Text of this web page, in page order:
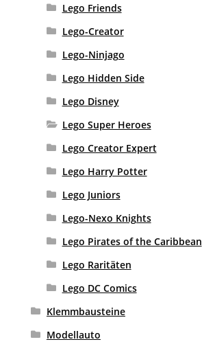
Lego Friends
Lego-Creator
Lego-Ninjago
Lego Hidden Side
Lego Disney
Lego Super Heroes
Lego Creator Expert
Lego Harry Potter
Lego Juniors
Lego-Nexo Knights
Lego Pirates of the Caribbean
Lego Raritäten
Lego DC Comics
Klemmbausteine
Modellauto